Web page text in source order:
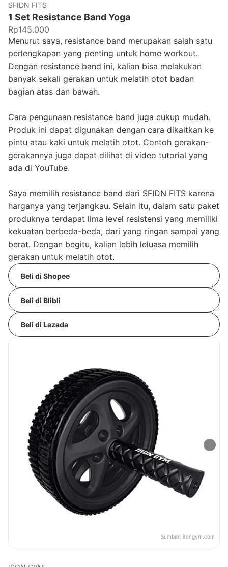
SFIDN FITS
1 Set Resistance Band Yoga
Rp145.000
Menurut saya, resistance band merupakan salah satu
perlengkapan yang penting untuk home workout.
Dengan resistance band ini, kalian bisa melakukan
banyak sekali gerakan untuk melatih otot badan
bagian atas dan bawah.
Cara pengunaan resistance band juga cukup mudah.
Produk ini dapat digunakan dengan cara dikaitkan ke
pintu atau kaki untuk melatih otot. Contoh gerakan-
gerakannya juga dapat dilihat di video tutorial yang
ada di YouTube.
Saya memilih resistance band dari SFIDN FITS karena
harganya yang terjangkau. Selain itu, dalam satu paket
produknya terdapat lima level resistensi yang memiliki
kekuatan berbeda-beda, dari yang ringan sampai yang
berat. Dengan begitu, kalian lebih leluasa memilih
gerakan untuk melatih otot.
Beli di Shopee
Beli di Blibli
Beli di Lazada
Sumber: irongym.com